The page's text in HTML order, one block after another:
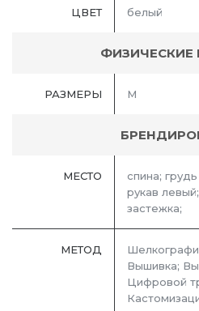
ЦВЕТ белый
ФИЗИЧЕСКИЕ
РАЗМЕРЫ M
МЕСТО
спина;
рукав
застежка;
МЕТОД
Вышивка;
Цифровой